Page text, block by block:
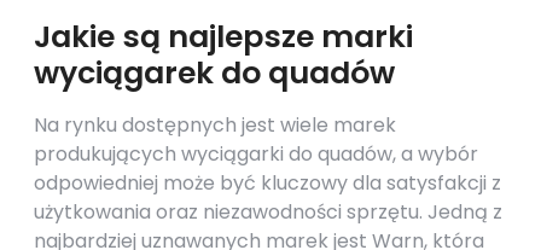
Jakie są najlepsze marki
wyciągarek do quadów
Na rynku dostępnych jest wiele marek
produkujących wyciągarki do quadów, a wybór
odpowiedniej może być kluczowy dla satysfakcji z
użytkowania oraz niezawodności sprzętu. Jedną z
najbardziej uznawanych marek jest Warn, która